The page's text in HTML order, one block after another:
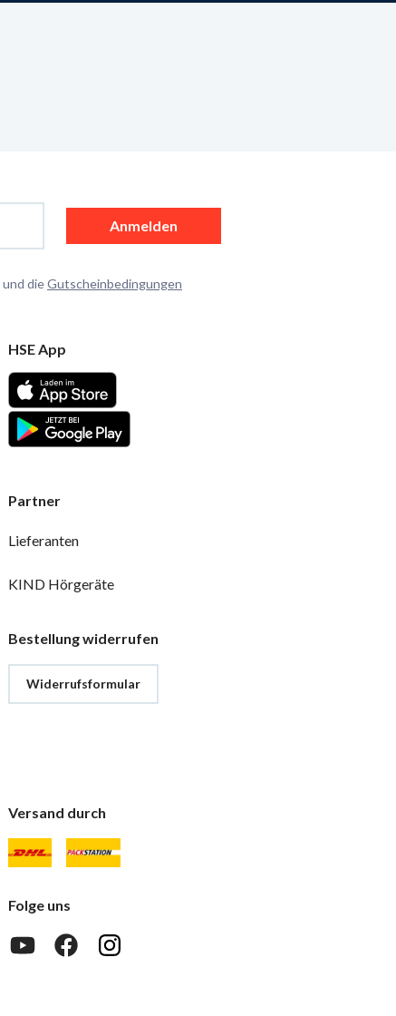
Anmelden
und dieGutscheinbedingungen
HSE App
Partner
Lieferanten
KIND Hörgeräte
Bestellung widerrufen
Widerrufsformular
Versand durch
Folge uns